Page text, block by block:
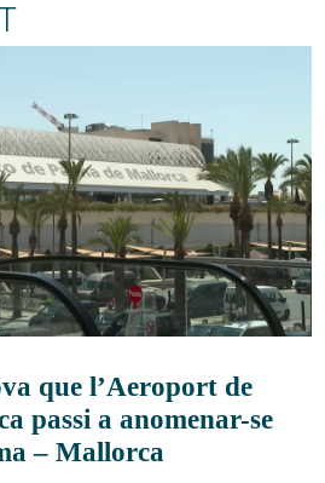
que l’Aeroport de
passi a anomenar-se
– Mallorca